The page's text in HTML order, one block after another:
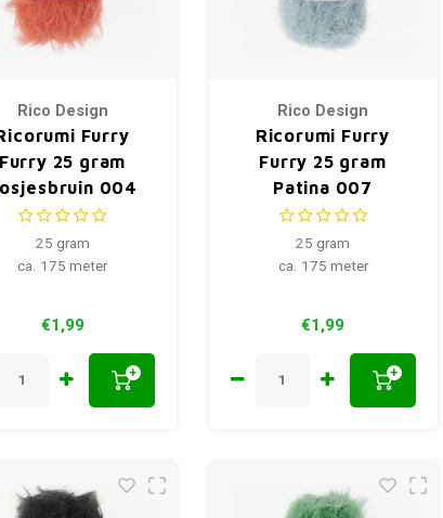
Rico Design
Furry
Furry 25 gram
004
25 gram
ca. 175 meter
€1,99
+
Rico Design
Ricorumi Furry
Furry 25 gram
Patina 007
25 gram
ca. 175 meter
€1,99
+